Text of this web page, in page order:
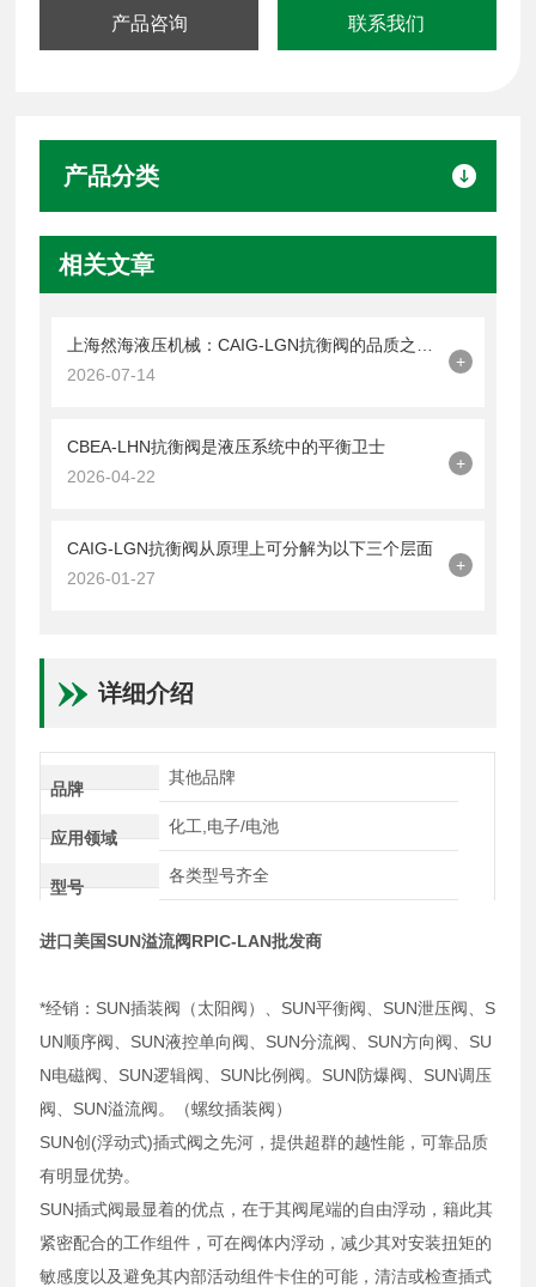
产品咨询 联系我们
产品分类
相关文章
2026-07-14
+
CBEA-LHN抗衡阀是液压系统中的平衡卫士
2026-04-22
+
CAIG-LGN抗衡阀从原理上可分解为以下三个层面
2026-01-27
+
详细介绍
品牌
其他品牌
应用领域
化工,电子/电池
型号
各类型号齐全
进口美国SUN溢流阀RPIC-LAN批发商
*经销：SUN插装阀（太阳阀）、SUN平衡阀、SUN泄压阀、S
UN顺序阀、SUN液控单向阀、SUN分流阀、SUN方向阀、SU
N电磁阀、SUN逻辑阀、SUN比例阀。SUN防爆阀、SUN调压
阀、SUN溢流阀。（螺纹插装阀）
SUN创(浮动式)插式阀之先河，提供超群的越性能，可靠品质
有明显优势。
SUN插式阀最显着的优点，在于其阀尾端的自由浮动，籍此其
紧密配合的工作组件，可在阀体内浮动，减少其对安装扭矩的
敏感度以及避免其内部活动组件卡住的可能，清洁或检查插式